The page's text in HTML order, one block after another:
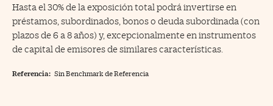
Hasta el 30% de la exposición total podrá invertirse en
préstamos, subordinados, bonos o deuda subordinada (con
plazos de 6 a 8 años) y, excepcionalmente en instrumentos
de capital de emisores de similares características.
Referencia: Sin Benchmark de Referencia